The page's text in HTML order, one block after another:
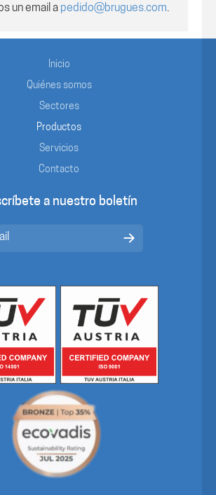
un email a pedido@brugues.com.
Inicio
Quiénes somos
Sectores
Productos
Servicios
Contacto
a nuestro boletín